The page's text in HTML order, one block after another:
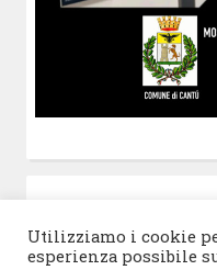
Utilizziamo i cookie
esperienza possibile